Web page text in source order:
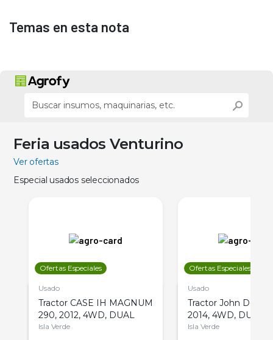
Temas en esta nota
Feria usados Venturino
Ver ofertas
Especial usados seleccionados
Ofertas Especiales
Usado
Tractor CASE IH MAGNUM
290, 2012, 4WD, DUAL
Isla Verde
Ofertas Especiales
Usado
Tractor John Deere
2014, 4WD, DUAL
Isla Verde